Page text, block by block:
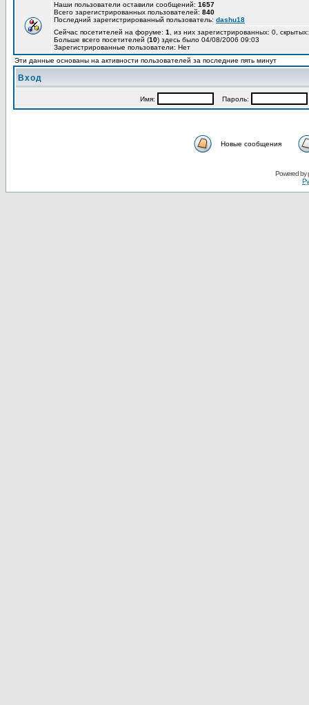
Наши пользователи оставили сообщений: 1657
Всего зарегистрированных пользователей: 840
Последний зарегистрированный пользователь: dashu18
Сейчас посетителей на форуме: 1
, из них зарегистрированных: 0,
Больше всего посетителей (10) здесь было 04/08/2006 09:03
Зарегистрированные пользователи: Нет
Эти данные основаны на активности пользователей за последние пять минут
Вход
Имя: Пароль:
Новые сообщения
Powered by